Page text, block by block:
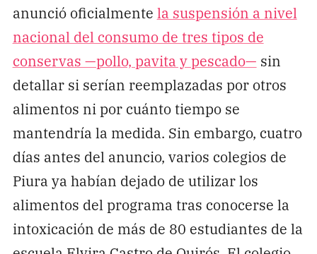
anunció oficialmente la suspensión a nivel
nacional del consumo de tres tipos de
conservas —pollo, pavita y pescado— sin
detallar si serían reemplazadas por otros
alimentos ni por cuánto tiempo se
mantendría la medida. Sin embargo, cuatro
días antes del anuncio, varios colegios de
Piura ya habían dejado de utilizar los
alimentos del programa tras conocerse la
intoxicación de más de 80 estudiantes de la